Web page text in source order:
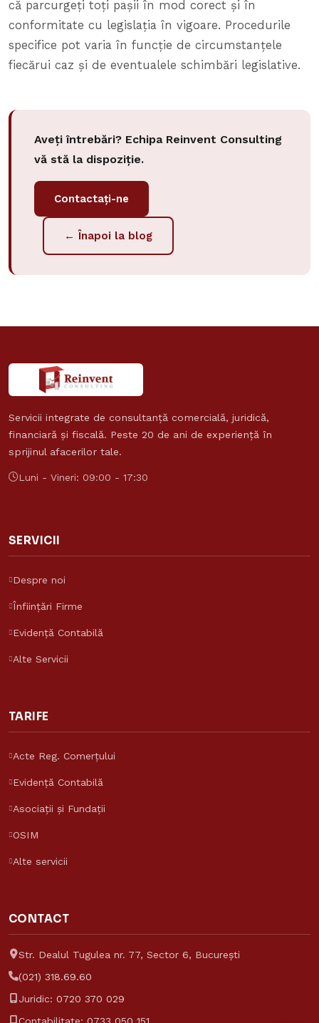
că parcurgeți toți pașii în mod corect și în
conformitate cu legislația în vigoare. Procedurile
specifice pot varia în funcție de circumstanțele
fiecărui caz și de eventualele schimbări legislative.
Aveți întrebări? Echipa Reinvent Consulting
vă stă la dispoziție.
Contactați-ne
← Înapoi la blog
Servicii integrate de consultanță comercială, juridică,
financiară și fiscală. Peste 20 de ani de experiență în
sprijinul afacerilor tale.
Luni - Vineri: 09:00 - 17:30
SERVICII
Despre noi
Înființări Firme
Evidență Contabilă
Alte Servicii
TARIFE
Acte Reg. Comerțului
Evidență Contabilă
Asociații și Fundații
OSIM
Alte servicii
CONTACT
Str. Dealul Tugulea nr. 77, Sector 6, București
(021) 318.69.60
Juridic: 0720 370 029
Contabilitate: 0733 050 151
Asistent Reinvent
Răspunde despre tarife și servicii